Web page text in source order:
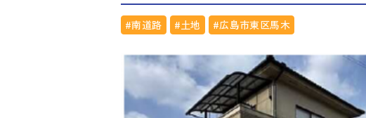
#南道路 #土地 #広島市東区馬木